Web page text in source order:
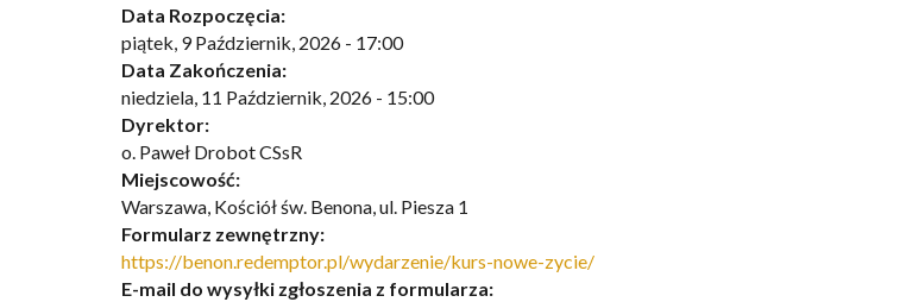
Data Rozpoczęcia:
piątek, 9 Październik, 2026 - 17:00
Data Zakończenia:
niedziela, 11 Październik, 2026 - 15:00
Dyrektor:
o. Paweł Drobot CSsR
Miejscowość:
Warszawa, Kościół św. Benona, ul. Piesza 1
Formularz zewnętrzny:
https://benon.redemptor.pl/wydarzenie/kurs-nowe-zycie/
E-mail do wysyłki zgłoszenia z formularza: